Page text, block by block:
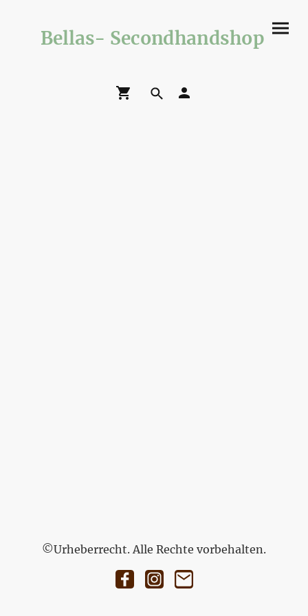
Bellas- Secondhandshop
©Urheberrecht. Alle Rechte vorbehalten.